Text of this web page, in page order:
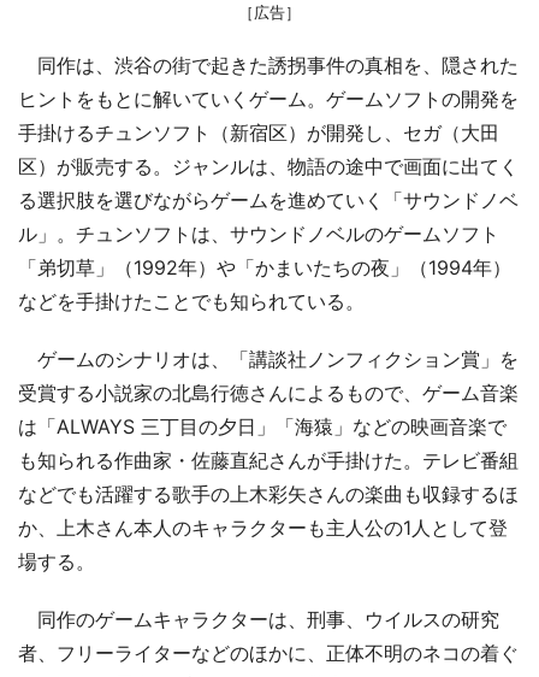
［広告］
同作は、渋谷の街で起きた誘拐事件の真相を、隠された
ヒントをもとに解いていくゲーム。ゲームソフトの開発を
手掛けるチュンソフト（新宿区）が開発し、セガ（大田
区）が販売する。ジャンルは、物語の途中で画面に出てく
る選択肢を選びながらゲームを進めていく「サウンドノベ
ル」。チュンソフトは、サウンドノベルのゲームソフト
「弟切草」（1992年）や「かまいたちの夜」（1994年）
などを手掛けたことでも知られている。
ゲームのシナリオは、「講談社ノンフィクション賞」を
受賞する小説家の北島行徳さんによるもので、ゲーム音楽
は「ALWAYS 三丁目の夕日」「海猿」などの映画音楽で
も知られる作曲家・佐藤直紀さんが手掛けた。テレビ番組
などでも活躍する歌手の上木彩矢さんの楽曲も収録するほ
か、上木さん本人のキャラクターも主人公の1人として登
場する。
同作のゲームキャラクターは、刑事、ウイルスの研究
者、フリーライターなどのほかに、正体不明のネコの着ぐ